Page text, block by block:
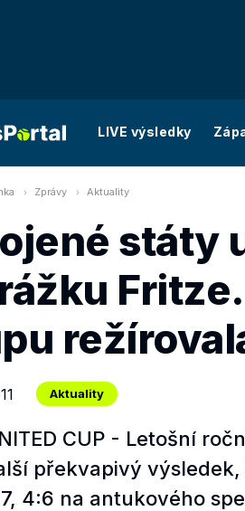
LIVE výsledky
Zprávy Aktuality
státy
Aktuality
CUP - Letošní
překvapivý
4:6 na antukového